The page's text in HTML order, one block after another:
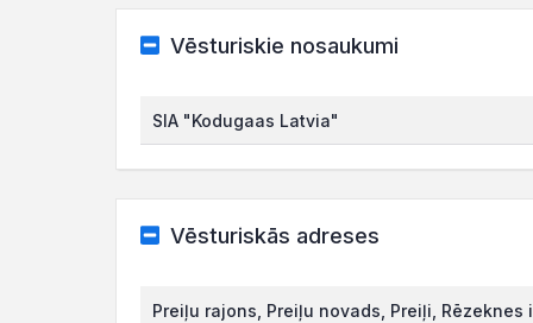
Vēsturiskie nosaukumi
SIA "Kodugaas Latvia"
Vēsturiskās adreses
Preiļu rajons, Preiļu novads, Preiļi, Rēzeknes